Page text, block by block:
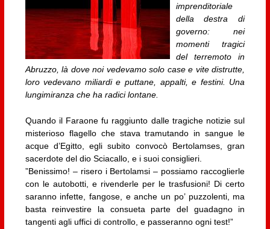
imprenditoriale
della destra di
governo: nei
momenti tragici
del terremoto in
Abruzzo, là dove noi vedevamo solo case e vite distrutte,
loro vedevano miliardi e puttane, appalti, e festini. Una
lungimiranza che ha radici lontane.
Quando il Faraone fu raggiunto dalle tragiche notizie sul
misterioso flagello che stava tramutando in sangue le
acque d’Egitto, egli subito convocò Bertolamses, gran
sacerdote del dio Sciacallo, e i suoi consiglieri.
”Benissimo! – risero i Bertolamsi – possiamo raccoglierle
con le autobotti, e rivenderle per le trasfusioni! Di certo
saranno infette, fangose, e anche un po’ puzzolenti, ma
basta reinvestire la consueta parte del guadagno in
tangenti agli uffici di controllo, e passeranno ogni test!”